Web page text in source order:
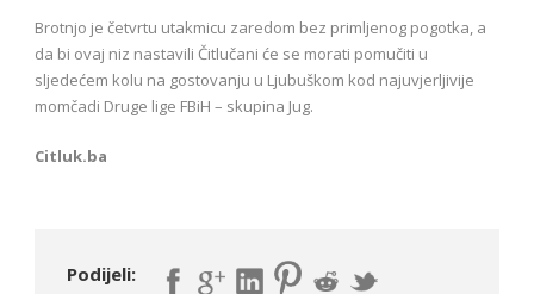
Brotnjo je četvrtu utakmicu zaredom bez primljenog pogotka, a
da bi ovaj niz nastavili Čitlučani će se morati pomučiti u
sljedećem kolu na gostovanju u Ljubuškom kod najuvjerljivije
momčadi Druge lige FBiH – skupina Jug.
Citluk.ba
Podijeli: